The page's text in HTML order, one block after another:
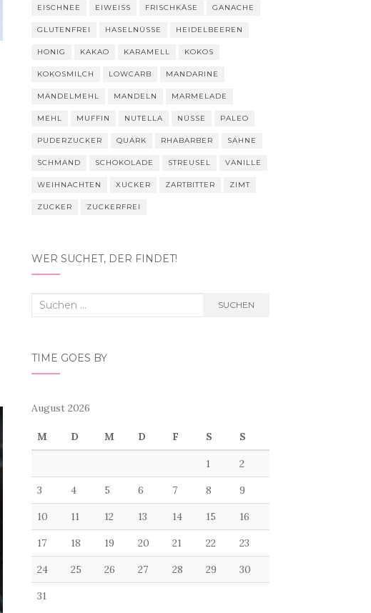
EISCHNEE EIWEISS FRISCHKÄSE GANACHE
GLUTENFREI HASELNÜSSE HEIDELBEEREN
HONIG KAKAO KARAMELL KOKOS
KOKOSMILCH LOWCARB MANDARINE
MANDELMEHL MANDELN MARMELADE
MEHL MUFFIN NUTELLA NÜSSE PALEO
PUDERZUCKER QUARK RHABARBER SAHNE
SCHMAND SCHOKOLADE STREUSEL VANILLE
WEIHNACHTEN XUCKER ZARTBITTER ZIMT
ZUCKER ZUCKERFREI
WER SUCHET, DER FINDET!
Suchen
SUCHEN
TIME GOES BY
August 2026
M D M D F S S
1 2
3 4 5 6 7 8 9
10 11 12 13 14 15 16
17 18 19 20 21 22 23
24 25 26 27 28 29 30
31